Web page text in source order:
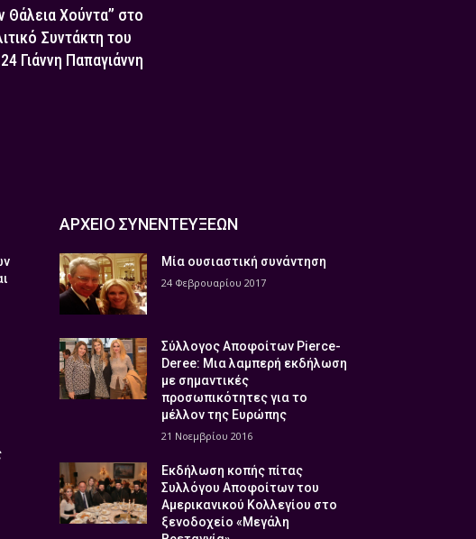
Θάλεια Χούντα” στο
Συντάκτη του
Γιάννη Παπαγιάννη
ΑΡΧΕΙΟ ΣΥΝΕΝΤΕΥΞΕΩΝ
Μία ουσιαστική συνάντηση
24 Φεβρουαρίου 2017
Σύλλογος Αποφοίτων Pierce-
Deree: Μια λαμπερή εκδήλωση
με σημαντικές
προσωπικότητες για το
μέλλον της Ευρώπης
21 Νοεμβρίου 2016
Εκδήλωση κοπής πίτας
Συλλόγου Αποφοίτων του
Αμερικανικού Κολλεγίου στο
ξενοδοχείο «Μεγάλη